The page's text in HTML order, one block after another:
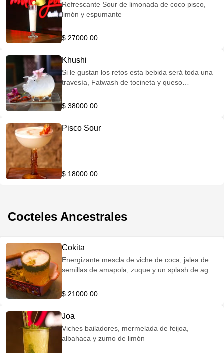
Refrescante Sour de limonada de coco pisco,
limón y espumante
$ 27000.00
Khushi
Si le gustan los retos esta bebida será toda una
travesía, Fatwash de tocineta y queso
ajonjolí y zumo de limón
$ 38000.00
Pisco Sour
$ 18000.00
Cocteles Ancestrales
Cokita
Energizante mescla de viche de coca, jalea de
semillas de amapola, zuque y un splash de agua
$ 21000.00
Joa
Viches bailadores, mermelada de feijoa,
albahaca y zumo de limón